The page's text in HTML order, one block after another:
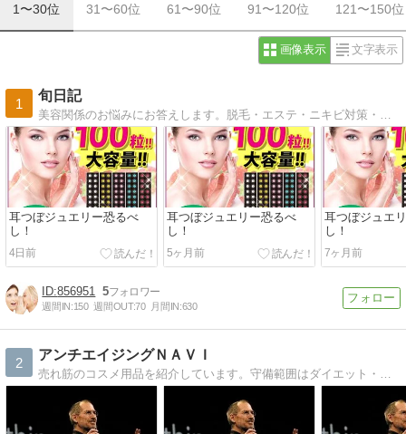
1〜30位 31〜60位 61〜90位 91〜120位 121〜150位
画像表示 文字表示
1
旬日記
耳つぼジュエリー恐るべ
し！
4日前
耳つぼジュエリー恐るべ
し！
5ヶ月前
耳つぼジュエ
し！
7ヶ月前
856951 5
週間IN:150 週間OUT:70 月間IN:630
2
アンチエイジングＮＡＶＩ